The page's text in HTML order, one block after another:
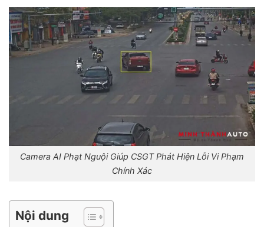
Camera AI Phạt Nguội Giúp CSGT Phát Hiện Lỗi Vi Phạm
Chính Xác
Nội dung